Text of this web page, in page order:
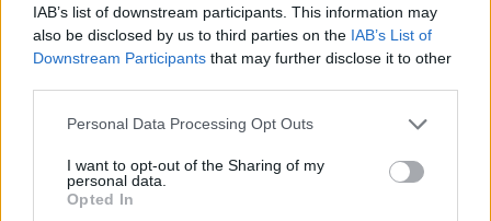
IAB’s list of downstream participants. This information may
also be disclosed by us to third parties on the IAB’s List of
Downstream Participants that may further disclose it to other
Please note that this website/app uses one or more Google
not limited to your visit or usage behaviour. You may click to
grant or deny consent to Google and its third-party tags to
use your data for below specified purposes in below Google
Personal Data Processing Opt Outs
I want to opt-out of the Sharing of my
personal data.
Opted In
Jön még kép!